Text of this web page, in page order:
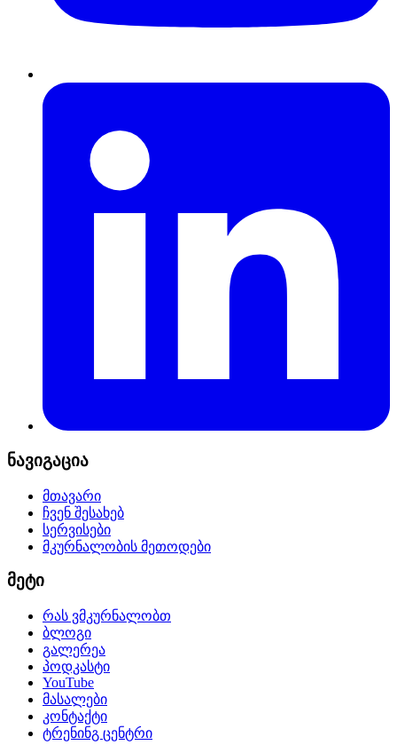
ნავიგაცია
მთავარი
ჩვენ შესახებ
სერვისები
მკურნალობის მეთოდები
მეტი
რას ვმკურნალობთ
ბლოგი
გალერეა
პოდკასტი
YouTube
მასალები
კონტაქტი
ტრენინგ ცენტრი